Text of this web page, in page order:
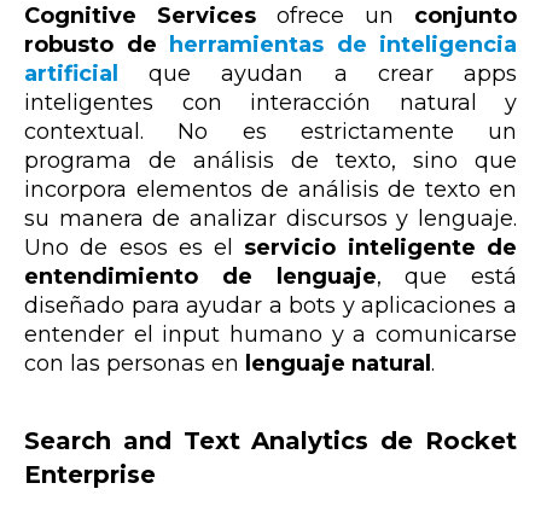
Cognitive Services ofrece un conjunto
robusto de
herramientas de inteligencia
artificial
que ayudan a crear apps
inteligentes con interacción natural y
contextual. No es estrictamente un
programa de análisis de texto, sino que
incorpora elementos de análisis de texto en
su manera de analizar discursos y lenguaje.
Uno de esos es el servicio inteligente de
entendimiento de lenguaje, que está
diseñado para ayudar a bots y aplicaciones a
entender el input humano y a comunicarse
con las personas en lenguaje natural .
Search and Text Analytics de Rocket
Enterprise